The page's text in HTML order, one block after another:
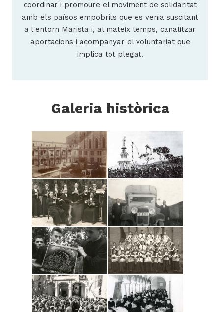
coordinar i promoure el moviment de solidaritat
amb els països empobrits que es venia suscitant
a l'entorn Marista i, al mateix temps, canalitzar
aportacions i acompanyar el voluntariat que
implica tot plegat.
Galeria històrica